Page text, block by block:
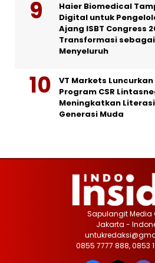
Haier Biomedical
Digital untuk
Ajang ISBT Congress
Transformasi
Menyeluruh
VT Markets
Program CSR
Meningkatkan
Generasi Muda
Sapulangit Media
Jakarta -
0855 7777 888, 0853